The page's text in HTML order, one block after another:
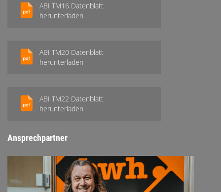
ABI TM16 Datenblatt
herunterladen
ABI TM20 Datenblatt
herunterladen
ABI TM22 Datenblatt
herunterladen
Ansprechpartner